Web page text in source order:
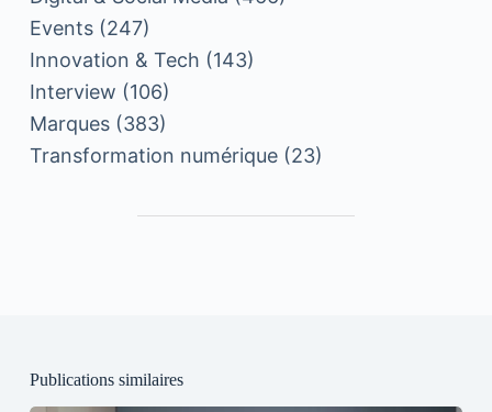
Events(247)
Innovation & Tech (143)
Interview (106)
Marques(383)
Transformation numérique(23)
Publications similaires